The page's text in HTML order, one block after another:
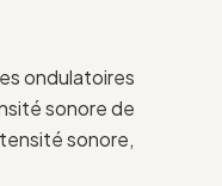
ondulatoires
sonore de
sonore,